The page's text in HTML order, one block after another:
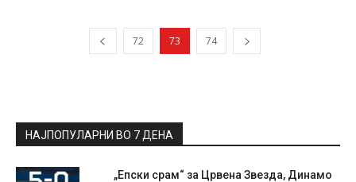
72 73 74
НАЈПОПУЛАРНИ ВО 7 ДЕНА
„Епски срам“ за Црвена Звезда, Динамо